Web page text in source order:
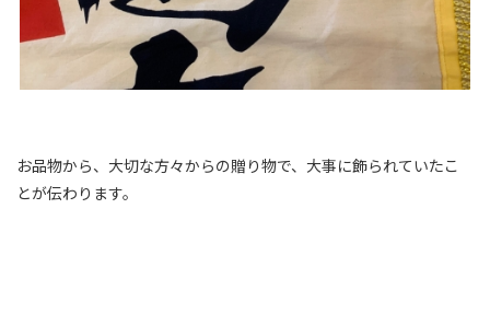
お品物から、大切な方々からの贈り物で、大事に飾られていたこ
とが伝わります。